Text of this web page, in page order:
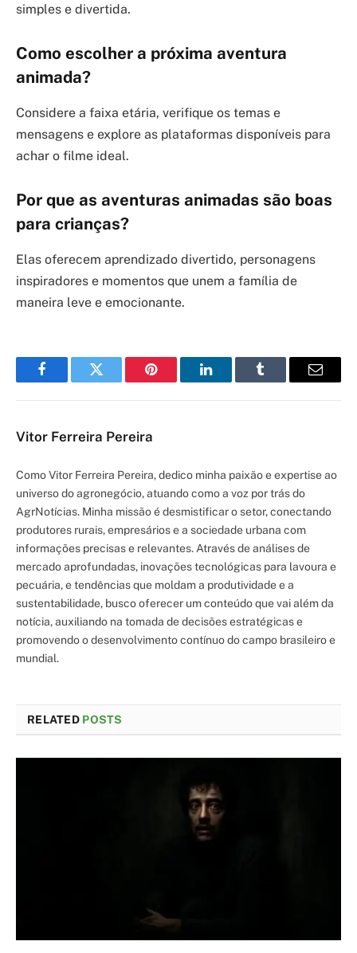
simples e divertida.
Como escolher a próxima aventura
animada?
Considere a faixa etária, verifique os temas e
mensagens e explore as plataformas disponíveis para
achar o filme ideal.
Por que as aventuras animadas são boas
para crianças?
Elas oferecem aprendizado divertido, personagens
inspiradores e momentos que unem a família de
maneira leve e emocionante.
FacebookTwitter Pinterest LinkedInTumblr Email
Vitor Ferreira Pereira
Como Vitor Ferreira Pereira, dedico minha paixão e expertise ao
universo do agronegócio, atuando como a voz por trás do
AgrNotícias. Minha missão é desmistificar o setor, conectando
produtores rurais, empresários e a sociedade urbana com
informações precisas e relevantes. Através de análises de
mercado aprofundadas, inovações tecnológicas para lavoura e
pecuária, e tendências que moldam a produtividade e a
sustentabilidade, busco oferecer um conteúdo que vai além da
notícia, auxiliando na tomada de decisões estratégicas e
promovendo o desenvolvimento contínuo do campo brasileiro e
mundial.
RELATED POSTS